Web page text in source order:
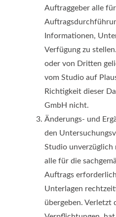
Auftraggeber alle
Informationen,
Verfügung zu
oder von Dritten
vom Studio auf
Richtigkeit dieser
GmbH nicht.
Änderungs- und
den
Studio
alle für die
Auftrags
Unterlagen
übergeben. Verletzt